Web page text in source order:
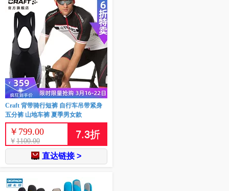
Craft 背带骑行短裤 自行车吊带紧身
五分裤 山地车裤 夏季男女款
￥ 799.00
￥ 1100.00
7.3折
直达链接 >